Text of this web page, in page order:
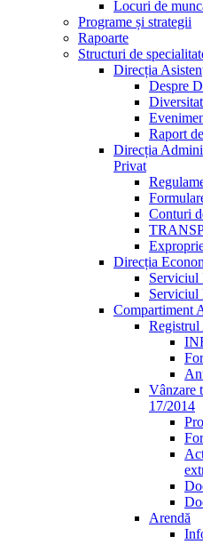
Locuri de
Programe și strategii
Rapoarte
Structuri de
Direcția
Despre
Raport
Direcția
Privat
Conturi
Direcția
Serviciul
Serviciul
Compartiment
Vânzare
17/2014
Arendă